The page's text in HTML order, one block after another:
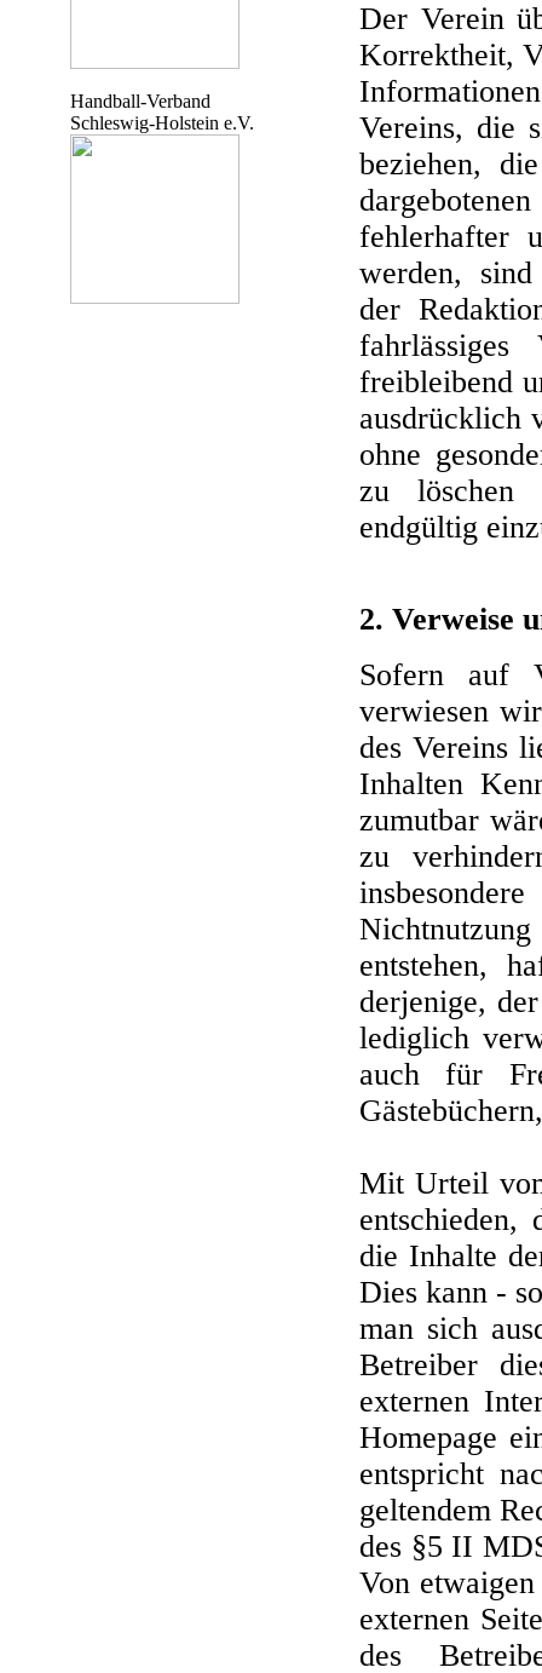
Handball-Verband
Schleswig-Holstein e.V.
Der Verein
Korrektheit,
Vereins, die
beziehen,
fehlerhafter
werden, sind
der
freibleibend
ausdrücklich
ohne
zu löschen
endgültig
2. Verweise
Sofern auf
verwiesen
des Vereins
Inhalten
zumutbar
zu
entstehen,
derjenige,
lediglich
auch für
Mit Urteil
entschieden,
die Inhalte
Dies kann -
man sich
Betreiber
externen
Homepage
entspricht
geltendem
des §5 II
Von
externen
des